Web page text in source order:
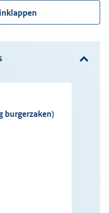
burgerzaken)